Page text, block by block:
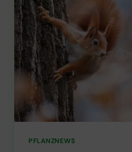
PFLANZNEWS